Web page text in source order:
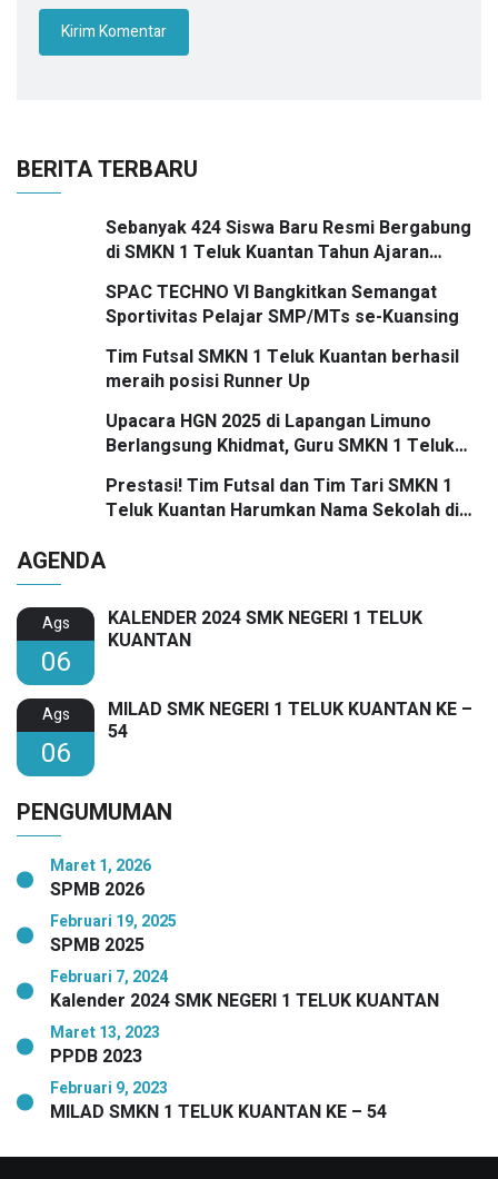
BERITA TERBARU
Sebanyak 424 Siswa Baru Resmi Bergabung
di SMKN 1 Teluk Kuantan Tahun Ajaran
SPAC TECHNO VI Bangkitkan Semangat
Sportivitas Pelajar SMP/MTs se-Kuansing
Tim Futsal SMKN 1 Teluk Kuantan berhasil
meraih posisi Runner Up
Upacara HGN 2025 di Lapangan Limuno
Berlangsung Khidmat, Guru SMKN 1 Teluk
Prestasi! Tim Futsal dan Tim Tari SMKN 1
Teluk Kuantan Harumkan Nama Sekolah di
AGENDA
Ags
06
KALENDER 2024 SMK NEGERI 1 TELUK
KUANTAN
Ags
06
MILAD SMK NEGERI 1 TELUK KUANTAN KE –
54
PENGUMUMAN
Maret 1, 2026
SPMB 2026
Februari 19, 2025
SPMB 2025
Februari 7, 2024
Kalender 2024 SMK NEGERI 1 TELUK KUANTAN
Maret 13, 2023
PPDB 2023
Februari 9, 2023
MILAD SMKN 1 TELUK KUANTAN KE – 54